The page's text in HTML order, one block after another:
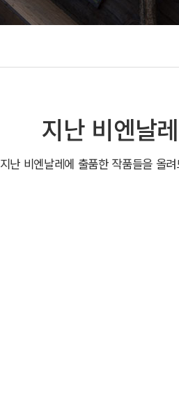
지난 비엔날레
지난 비엔날레에 출품한 작품들을 올